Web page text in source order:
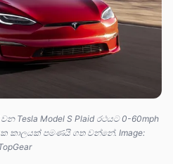
Tesla Model S Plaid රථයට 0-60mph
කාලයක් පමණයි ගත වන්නේ. Image: